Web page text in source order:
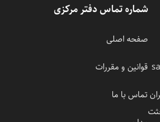
شماره تماس دفتر مرکزی
صفحه اصلی
قوانین و مقررات
تماس با ما